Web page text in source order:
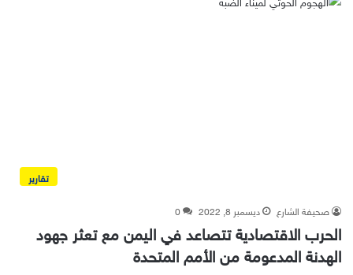
تقارير
صحيفة الشارع ديسمبر 8, 2022 0
الحرب الاقتصادية تتصاعد في اليمن مع تعثر جهود
الهدنة المدعومة من الأمم المتحدة